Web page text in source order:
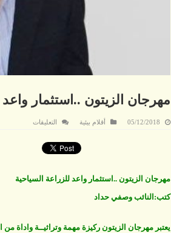
مهرجان الزيتون ..استثمار واعد
05/12/2018 أقلام بيئية التعليقات
مغلقة
مهرجان الزيتون ..استثمار واعد للزراعة السياحية
كتب:النائب وصفي حداد
يعتبر مهرجان الزيتون ركيزة مهمة وتراثيــة واداة